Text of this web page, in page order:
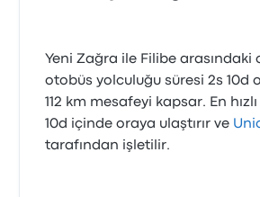
Yeni Zağra ile Filibe arasındaki
otobüs yolculuğu süresi 2s 10d
112 km mesafeyi kapsar. En
10d içinde oraya ulaştırır ve
tarafından işletilir.